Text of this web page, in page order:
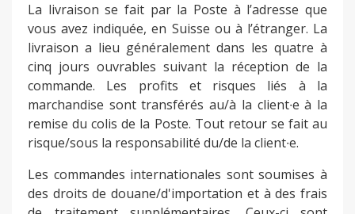
La livraison se fait par la Poste à l’adresse que
vous avez indiquée, en Suisse ou à l’étranger. La
livraison a lieu généralement dans les quatre à
cinq jours ouvrables suivant la réception de la
commande. Les profits et risques liés à la
marchandise sont transférés au/à la client∙e à la
remise du colis de la Poste. Tout retour se fait au
risque/sous la responsabilité du/de la client∙e.
Les commandes internationales sont soumises à
des droits de douane/d'importation et à des frais